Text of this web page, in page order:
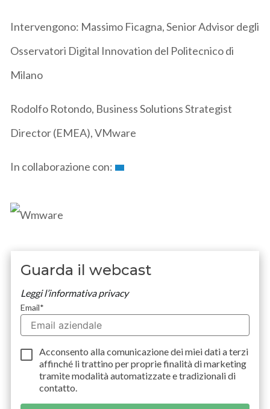
Intervengono: Massimo Ficagna, Senior Advisor degli
Osservatori Digital Innovation del Politecnico di
Milano
Rodolfo Rotondo, Business Solutions Strategist
Director (EMEA), VMware
In collaborazione con:
Guarda il webcast
Leggi l’informativa privacy
Email*
Acconsento alla comunicazione dei miei dati aterzi
affinché li trattino per proprie finalità di marketing
tramite modalità automatizzate e tradizionali di
contatto.